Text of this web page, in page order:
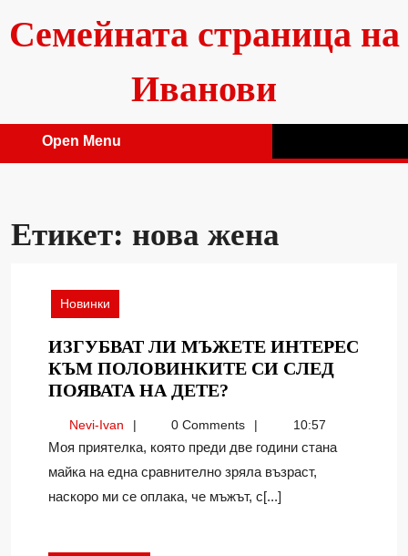
content
Семейната страница на
Иванови
Open Menu
Етикет: нова жена
Новинки
ИЗГУБВАТ ЛИ МЪЖЕТЕ ИНТЕРЕС
КЪМ ПОЛОВИНКИТЕ СИ СЛЕД
ПОЯВАТА НА ДЕТЕ?
МЪЖЕТЕ
ИНТЕРЕС
КЪМ
ПОЛОВИНКИТЕ
Nevi-IvanNevi-
Ivan
0 Comments 10:57
Моя приятелка, която преди две години стана
майка на една сравнително зряла възраст,
наскоро ми се оплака, че мъжът, с[...]